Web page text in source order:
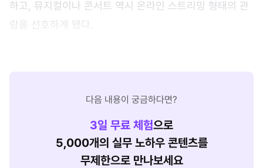
하고, 뮤지컬이나 콘서트 역시 온라인 스트리밍 형태의 관
람을 선호하게 됐다.
다음 내용이 궁금하다면?
3일 무료 체험으로
5,000개의 실무 노하우 콘텐츠를
무제한으로 만나보세요